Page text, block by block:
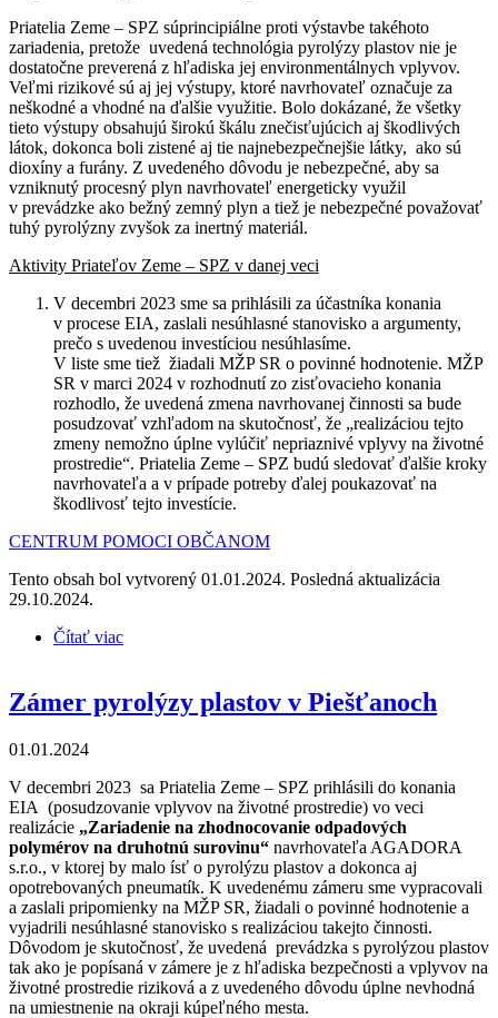
Priatelia Zeme – SPZ súprincipiálne proti výstavbe takéhoto
zariadenia, pretože uvedená technológia pyrolýzy plastov nie je
dostatočne preverená z hľadiska jej environmentálnych vplyvov.
Veľmi rizikové sú aj jej výstupy, ktoré navrhovateľ označuje za
neškodné a vhodné na ďalšie využitie. Bolo dokázané, že všetky
tieto výstupy obsahujú širokú škálu znečisťujúcich aj škodlivých
látok, dokonca boli zistené aj tie najnebezpečnejšie látky, ako sú
dioxíny a furány. Z uvedeného dôvodu je nebezpečné, aby sa
vzniknutý procesný plyn navrhovateľ energeticky využil
v prevádzke ako bežný zemný plyn a tiež je nebezpečné považovať
tuhý pyrolýzny zvyšok za inertný materiál.
Aktivity Priateľov Zeme – SPZ v danej veci
V decembri 2023 sme sa prihlásili za účastníka konania
v procese EIA, zaslali nesúhlasné stanovisko a argumenty,
prečo s uvedenou investíciou nesúhlasíme.
V liste sme tiež žiadali MŽP SR o povinné hodnotenie. MŽP
SR v marci 2024 v rozhodnutí zo zisťovacieho konania
rozhodlo, že uvedená zmena navrhovanej činnosti sa bude
posudzovať vzhľadom na skutočnosť, že „realizáciou tejto
zmeny nemožno úplne vylúčiť nepriaznivé vplyvy na životné
prostredie“. Priatelia Zeme – SPZ budú sledovať ďalšie kroky
navrhovateľa a v prípade potreby ďalej poukazovať na
škodlivosť tejto investície.
CENTRUM POMOCI OBČANOM
Tento obsah bol vytvorený 01.01.2024. Posledná aktualizácia
29.10.2024.
Čítať viac
Zámer pyrolýzy plastov v Piešťanoch
01.01.2024
V decembri 2023 sa Priatelia Zeme – SPZ prihlásili do konania
EIA (posudzovanie vplyvov na životné prostredie) vo veci
realizácie „Zariadenie na zhodnocovanie odpadových
polymérov na druhotnú surovinu“ navrhovateľa AGADORA
s.r.o., v ktorej by malo ísť o pyrolýzu plastov a dokonca aj
opotrebovaných pneumatík. K uvedenému zámeru sme vypracovali
a zaslali pripomienky na MŽP SR, žiadali o povinné hodnotenie a
vyjadrili nesúhlasné stanovisko s realizáciou takejto činnosti.
Dôvodom je skutočnosť, že uvedená prevádzka s pyrolýzou plastov
tak ako je popísaná v zámere je z hľadiska bezpečnosti a vplyvov na
životné prostredie riziková a z uvedeného dôvodu úplne nevhodná
na umiestnenie na okraji kúpeľného mesta.